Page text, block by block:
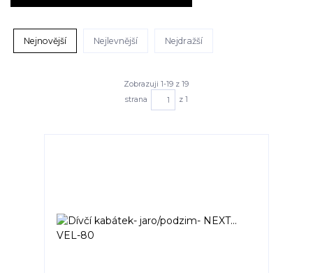
Nejnovější Nejlevnější Nejdražší
Zobrazuji 1-19 z 19
strana
z 1